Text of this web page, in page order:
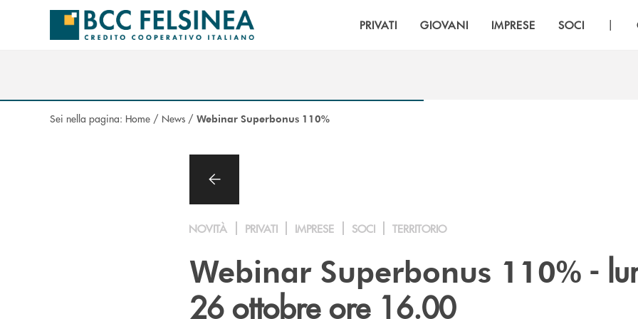
Salta al contenuto principale
PRIVATI GIOVANI IMPRESE SOCI |
Sei nella pagina: Home / News / Webinar Superbonus 110%
NOVITÀ PRIVATI IMPRESE SOCI TERRITORIO
Webinar Superbonus 110% -
26 ottobre ore 16.00